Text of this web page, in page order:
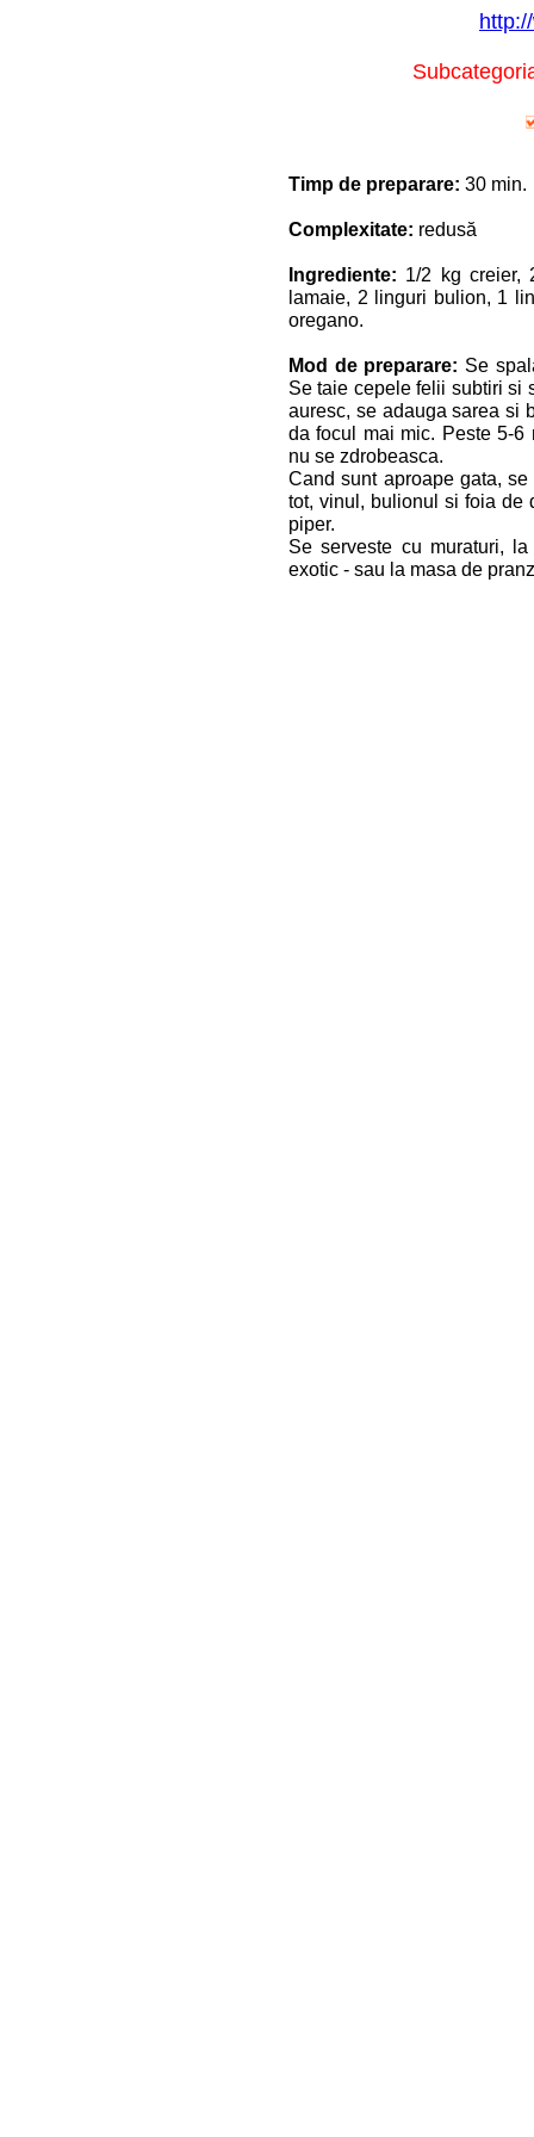
Timp de preparare: 30 min.
Complexitate: redusă
Ingrediente: 1/2 kg creier,
lamaie, 2 linguri bulion, 1
oregano.
Mod de preparare: Se
Se taie cepele felii subtiri si
auresc, se adauga sarea si
da focul mai mic. Peste 5-6
nu se zdrobeasca.
Cand sunt aproape gata,
tot, vinul, bulionul si foia de
piper.
Se serveste cu muraturi,
exotic - sau la masa de